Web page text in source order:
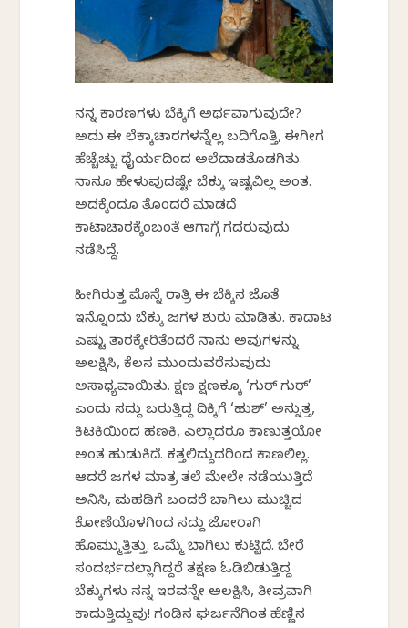
ನನ್ನ ಕಾರಣಗಳು ಬೆಕ್ಕಿಗೆ ಅರ್ಥವಾಗುವುದೇ?
ಅದು ಈ ಲೆಕ್ಕಾಚಾರಗಳನ್ನೆಲ್ಲ ಬದಿಗೊತ್ತಿ, ಈಗೀಗ
ಹೆಚ್ಚೆಚ್ಚು ಧೈರ್ಯದಿಂದ ಅಲೆದಾಡತೊಡಗಿತು.
ನಾನೂ ಹೇಳುವುದಷ್ಟೇ ಬೆಕ್ಕು ಇಷ್ಟವಿಲ್ಲ ಅಂತ.
ಅದಕ್ಕೆಂದೂ ತೊಂದರೆ ಮಾಡದೆ
ಕಾಟಾಚಾರಕ್ಕೆಂಬಂತೆ ಆಗಾಗ್ಗೆ ಗದರುವುದು
ನಡೆಸಿದ್ದೆ.
ಹೀಗಿರುತ್ತ ಮೊನ್ನೆ ರಾತ್ರಿ ಈ ಬೆಕ್ಕಿನ ಜೊತೆ
ಇನ್ನೊಂದು ಬೆಕ್ಕು ಜಗಳ ಶುರು ಮಾಡಿತು. ಕಾದಾಟ
ಎಷ್ಟು ತಾರಕ್ಕೇರಿತೆಂದರೆ ನಾನು ಅವುಗಳನ್ನು
ಅಲಕ್ಷಿಸಿ, ಕೆಲಸ ಮುಂದುವರೆಸುವುದು
ಅಸಾಧ್ಯವಾಯಿತು. ಕ್ಷಣ ಕ್ಷಣಕ್ಕೂ ‘ಗುರ್ ಗುರ್’
ಎಂದು ಸದ್ದು ಬರುತ್ತಿದ್ದ ದಿಕ್ಕಿಗೆ ‘ಹುಶ್’ ಅನ್ನುತ್ತ,
ಕಿಟಕಿಯಿಂದ ಹಣಕಿ, ಎಲ್ಲಾದರೂ ಕಾಣುತ್ತವೆಯೋ
ಅಂತ ಹುಡುಕಿದೆ. ಕತ್ತಲಿದ್ದುದರಿಂದ ಕಾಣಲಿಲ್ಲ.
ಆದರೆ ಜಗಳ ಮಾತ್ರ ತಲೆ ಮೇಲೇ ನಡೆಯುತ್ತಿದೆ
ಅನಿಸಿ, ಮಹಡಿಗೆ ಬಂದರೆ ಬಾಗಿಲು ಮುಚ್ಚಿದ
ಕೋಣೆಯೊಳಗಿಂದ ಸದ್ದು ಜೋರಾಗಿ
ಹೊಮ್ಮುತ್ತಿತ್ತು. ಒಮ್ಮೆ ಬಾಗಿಲು ಕುಟ್ಟಿದೆ. ಬೇರೆ
ಸಂದರ್ಭದಲ್ಲಾಗಿದ್ದರೆ ತಕ್ಷಣ ಓಡಿಬಿಡುತ್ತಿದ್ದ
ಬೆಕ್ಕುಗಳು ನನ್ನ ಇರವನ್ನೇ ಅಲಕ್ಷಿಸಿ, ತೀವ್ರವಾಗಿ
ಕಾದುತ್ತಿದ್ದುವು! ಗಂಡಿನ ಘರ್ಜನೆಗಿಂತ ಹೆಣ್ಣಿನ